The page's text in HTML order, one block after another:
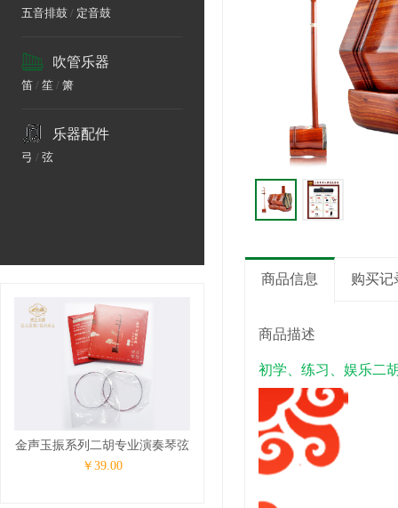
五音排鼓 / 定音鼓
吹管乐器
笛 / 笙 / 箫
乐器配件
弓 / 弦
商品信息 购买记
商品描述
初学、练习、娱乐二
金声玉振系列二胡专业演奏琴弦
￥39.00